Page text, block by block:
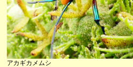
アカギカメムシ